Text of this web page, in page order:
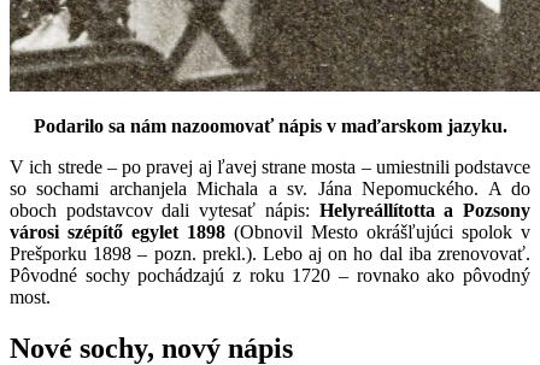
Podarilo sa nám nazoomovať nápis v maďarskom jazyku.
V ich strede – po pravej aj ľavej strane mosta – umiestnili podstavce
so sochami archanjela Michala a sv. Jána Nepomuckého. A do
oboch podstavcov dali vytesať nápis: Helyreállította a Pozsony
városi szépítő egylet 1898 (Obnovil Mesto okrášľujúci spolok v
Prešporku 1898 – pozn. prekl.). Lebo aj on ho dal iba zrenovovať.
Pôvodné sochy pochádzajú z roku 1720 – rovnako ako pôvodný
most.
Nové sochy, nový nápis